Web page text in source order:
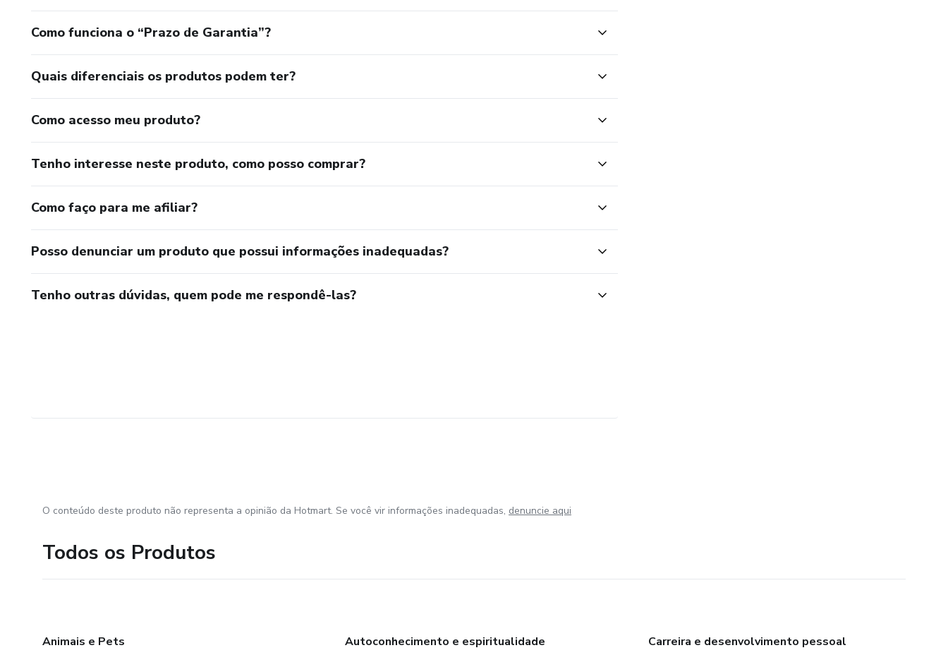
Como funciona o “Prazo de Garantia”?
Quais diferenciais os produtos podem ter?
Como acesso meu produto?
Tenho interesse neste produto, como posso comprar?
Como faço para me afiliar?
Posso denunciar um produto que possui informações inadequadas?
Tenho outras dúvidas, quem pode me respondê-las?
O conteúdo deste produto não representa a opinião da Hotmart. Se você vir informações inadequadas, denuncie aqui
Todos os Produtos
Animais e Pets
Autoconhecimento e espiritualidade
Carreira e desenvolvimento pessoal